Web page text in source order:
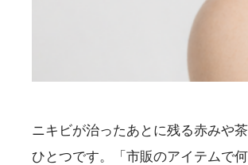
ニキビが治ったあとに残る赤みや
ひとつです。「市販のアイテムで